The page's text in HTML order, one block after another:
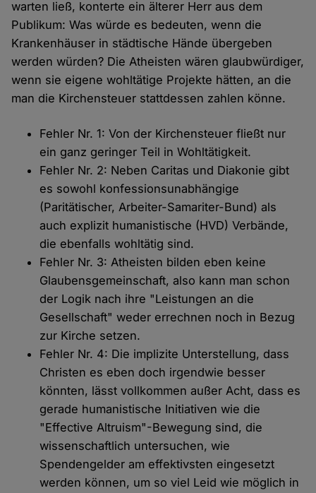
warten ließ, konterte ein älterer Herr aus dem
Publikum: Was würde es bedeuten, wenn die
Krankenhäuser in städtische Hände übergeben
werden würden? Die Atheisten wären glaubwürdiger,
wenn sie eigene wohltätige Projekte hätten, an die
man die Kirchensteuer stattdessen zahlen könne.
Fehler Nr. 1: Von der Kirchensteuer fließt nur
ein ganz geringer Teil in Wohltätigkeit.
Fehler Nr. 2: Neben Caritas und Diakonie gibt
es sowohl konfessionsunabhängige
(Paritätischer, Arbeiter-Samariter-Bund) als
auch explizit humanistische (HVD) Verbände,
die ebenfalls wohltätig sind.
Fehler Nr. 3: Atheisten bilden eben keine
Glaubensgemeinschaft, also kann man schon
der Logik nach ihre "Leistungen an die
Gesellschaft" weder errechnen noch in Bezug
zur Kirche setzen.
Fehler Nr. 4: Die implizite Unterstellung, dass
Christen es eben doch irgendwie besser
könnten, lässt vollkommen außer Acht, dass es
gerade humanistische Initiativen wie die
"Effective Altruism"-Bewegung sind, die
wissenschaftlich untersuchen, wie
Spendengelder am effektivsten eingesetzt
werden können, um so viel Leid wie möglich in